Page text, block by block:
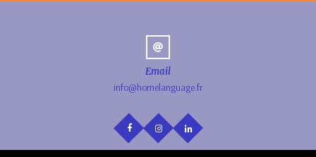
Email
info@homelanguage.fr